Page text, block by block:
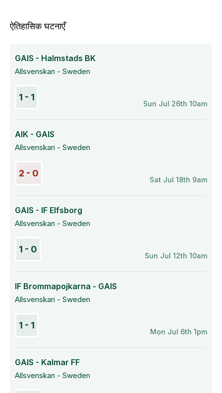
ऐतिहासिक घटनाएँ
GAIS - Halmstads BK
Allsvenskan - Sweden
1 - 1
Sun Jul 26th 10am
AIK - GAIS
Allsvenskan - Sweden
2 - 0
Sat Jul 18th 9am
GAIS - IF Elfsborg
Allsvenskan - Sweden
1 - 0
Sun Jul 12th 10am
IF Brommapojkarna - GAIS
Allsvenskan - Sweden
1 - 1
Mon Jul 6th 1pm
GAIS - Kalmar FF
Allsvenskan - Sweden